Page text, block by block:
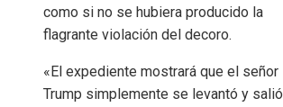
como si no se hubiera producido la
flagrante violación del decoro.
«El expediente mostrará que el señor
Trump simplemente se levantó y salió